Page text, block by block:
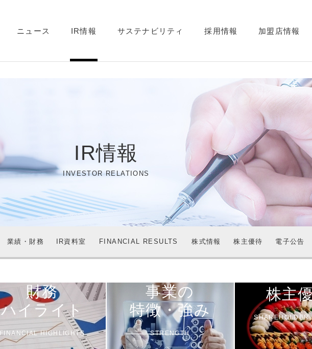
ニュース IR情報 サステナビリティ 採用情報 加盟店情報
業績・財務 IR資料室 FINANCIAL RESULTS 株式情報 株主優待 電子公告
IR情報
INVESTOR RELATIONS
財務
ハイライト
FINANCIAL HIGHLIGHTS
事業の
特徴・強み
STRENGTH
株主
SHAREHOLDER